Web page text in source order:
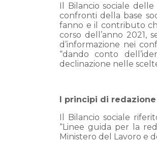
Il Bilancio sociale
confronti della base
fanno e il contributo
corso dell’anno 2021,
d’informazione nei
“dando conto
declinazione nelle
I principi di
Il Bilancio sociale
“Linee guida per la
Ministero del Lavoro e